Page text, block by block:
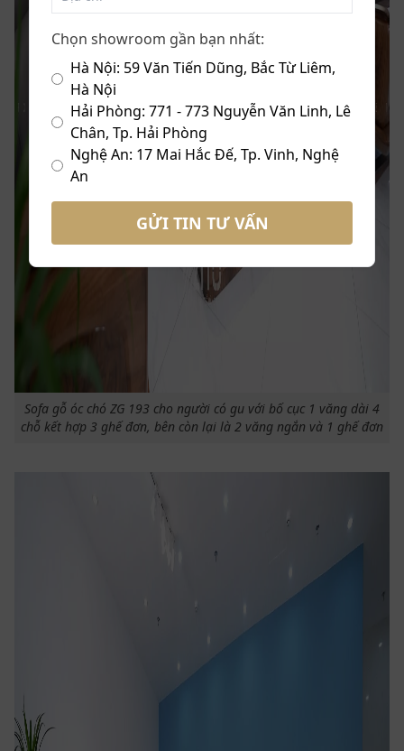
Sofa gỗ óc chó ZG 193 cho người có gu với bố cục 1 văng dài 4
chỗ kết hợp 3 ghế đơn, bên còn lại là 2 văng ngắn và 1 ghế đơn
Chọn showroom gần bạn nhất:
Hà Nội: 59 Văn Tiến Dũng, Bắc Từ Liêm,
Hà Nội
Hải Phòng: 771 - 773 Nguyễn Văn Linh, Lê
Chân, Tp. Hải Phòng
Nghệ An: 17 Mai Hắc Đế, Tp. Vinh, Nghệ
An
GỬI TIN TƯ VẤN